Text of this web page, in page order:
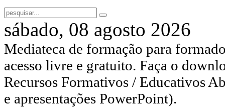
sábado, 08 agosto 2026
Mediateca de formação para
acesso livre e gratuito. Faça o
Recursos Formativos / Educativos
e apresentações PowerPoint).